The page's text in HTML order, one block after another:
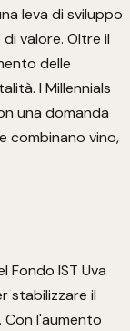
leva di sviluppo
valore. Oltre il
delle
I Millennials
una domanda
combinano vino,
Fondo IST Uva
stabilizzare il
l'aumento